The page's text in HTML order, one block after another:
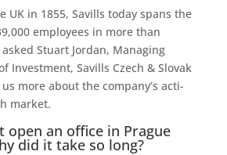
UK in 1855, Savills today spans the
employees in more than
Stuart Jordan, Managing
Investment, Savills Czech & Slovak
more about the company’s acti­
market.
open an office in Prague
did it take so long?